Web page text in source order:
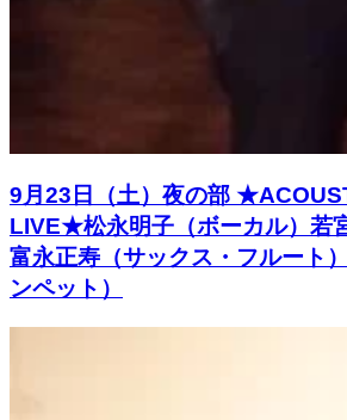
9月23日（土）夜の部
LIVE★松永明子（ボーカル）若
富永正寿（サックス・フルート
ンペット）